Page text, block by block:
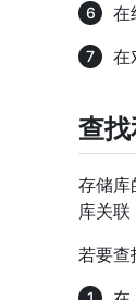
在
在
查
存储库
库关联
若要查